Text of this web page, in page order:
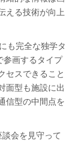
える技術が向上
も完全な独学タ
画するタイプ
セスできること
面型も施設に出
信型の中間点を
会を見守って